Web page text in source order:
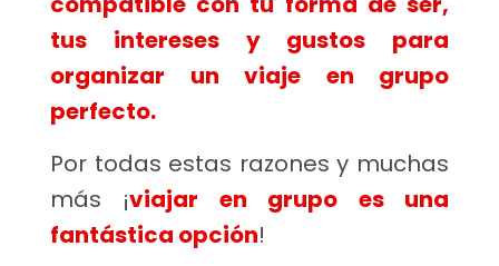
tus intereses y gustos para
organizar un viaje en grupo
perfecto.
Por todas estas razones y muchas
más ¡viajar en grupo es una
fantástica opción!